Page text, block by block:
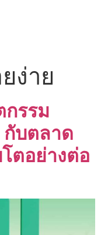
ง่าย
กรรม
กับตลาด
ตอย่างต่อ